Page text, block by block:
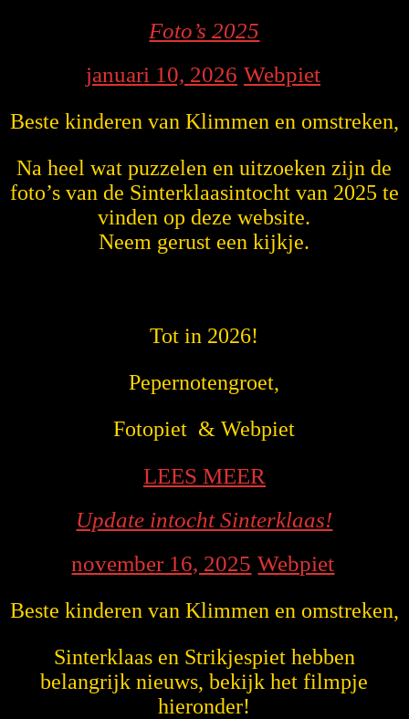
Foto’s 2025
januari 10, 2026 januari
2026
WebpietWebpiet
Beste kinderen van Klimmen en omstreken,
Na heel wat puzzelen en uitzoeken zijn de
foto’s van de Sinterklaasintocht van 2025 te
vinden op deze website.
Neem gerust een kijkje.
Tot in 2026!
Pepernotengroet,
Fotopiet & Webpiet
LEES MEER
Update intocht Sinterklaas!Update
november 16, 2025 november
2025
Webpiet
Beste kinderen van Klimmen en omstreken,
Sinterklaas en Strikjespiet hebben
belangrijk nieuws, bekijk het filmpje
hieronder!